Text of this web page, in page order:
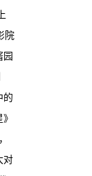
院
园
的
对